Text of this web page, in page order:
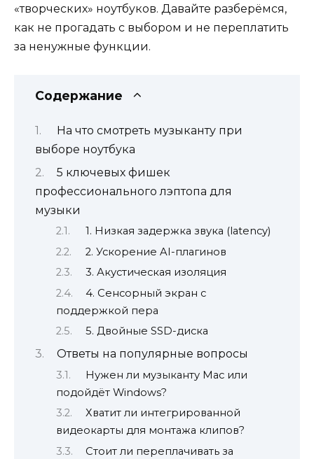
«творческих» ноутбуков. Давайте разберёмся,
как не прогадать с выбором и не переплатить
за ненужные функции.
Содержание
На что смотреть музыканту при
выборе ноутбука
5 ключевых фишек
профессионального лэптопа для
музыки
1. Низкая задержка звука (latency)
2. Ускорение AI-плагинов
3. Акустическая изоляция
4. Сенсорный экран с
поддержкой пера
5. Двойные SSD-диска
Ответы на популярные вопросы
Нужен ли музыканту Mac или
подойдёт Windows?
Хватит ли интегрированной
видеокарты для монтажа клипов?
Стоит ли переплачивать за